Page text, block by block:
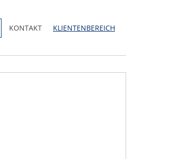
KONTAKT KLIENTENBEREICH